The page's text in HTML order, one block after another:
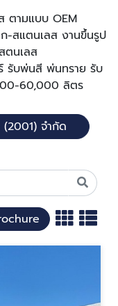
ตามแบบ OEM
-สแตนเลส งานขึ้นรูป
ตนเลส
รับพ่นสี พ่นทราย รับ
60,000 ลิตร
จำกัด